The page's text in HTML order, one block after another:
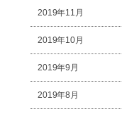
2019年11月
2019年10月
2019年9月
2019年8月